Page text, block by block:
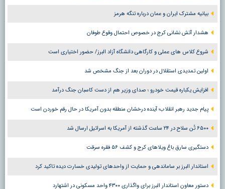
بیانیه مشترک ایران و عمان درباره تنگه هرمز
هشدار آتش نشانی کرج در خصوص احتمال وقوع طوفان
شروع کلاس های عملی و کارگاهی دانشگاه آزاد البرز/ حضور اختیاری است
اولین تمدیدی استقلال در دوران بعد از جنگ مشخص شد
افزایش یکباره قیمت خودرو ؛ صدای وزیر هم از دست کاسبان جنگ درآمد
پیام جدید رهبر انقلاب؛ آینده درخشان منطقه بدون آمریکا در حال رقم خوردن است
۶۵۰۰ تُن سلاح در ۲۴ ساعت گذشته از آمریکا به اسرائیل ارسال شد
دستگیری سارق باغ ویلاهای کرج و کشف ۵۶ فقره سرقت
استاندار البرز بر ساماندهی و حمایت از واحدهای تولیدی خسارت دیده تاکید کرد
دستور معاون استاندار البرز برای واگذاری ۴۳۰۰ واحد مسکونی در اشتهارد